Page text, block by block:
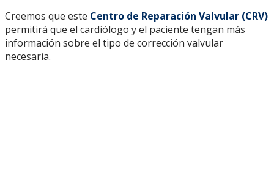
Creemos que este Centro de Reparación Valvular (CRV)
permitirá que el cardiólogo y el paciente tengan más
información sobre el tipo de corrección valvular
necesaria.